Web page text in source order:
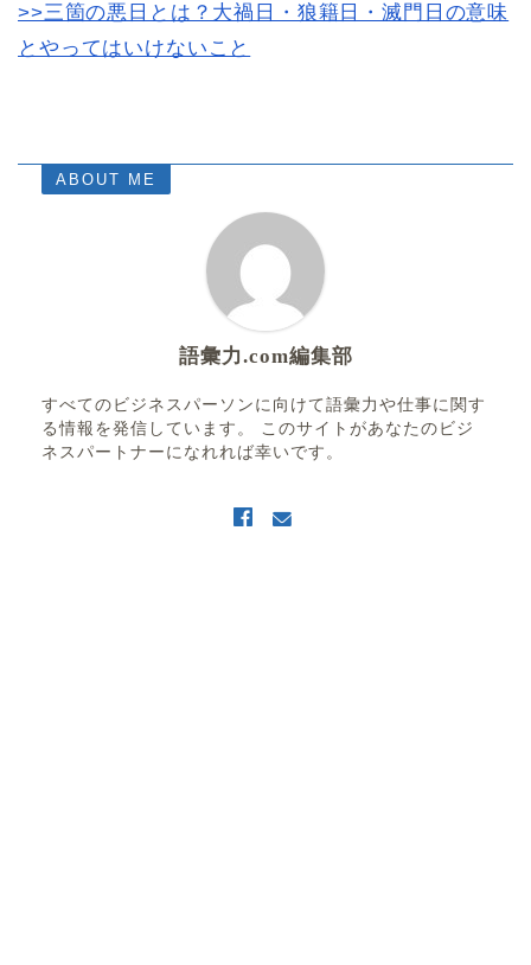
>>三箇の悪日とは？大禍日・狼籍日・滅門日の意味
とやってはいけないこと
ABOUT ME
語彙力.com編集部
すべてのビジネスパーソンに向けて語彙力や仕事に関す
る情報を発信しています。 このサイトがあなたのビジ
ネスパートナーになれれば幸いです。